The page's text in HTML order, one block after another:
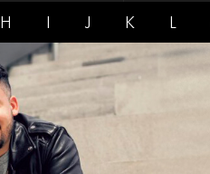
H I J K L